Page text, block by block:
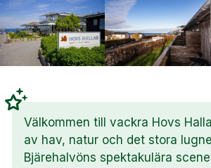
Välkommen till vackra Hovs
av hav, natur och det stora
Bjärehalvöns spektakulära